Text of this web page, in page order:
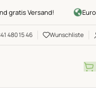
Versand!
480 15 46 Wunschliste